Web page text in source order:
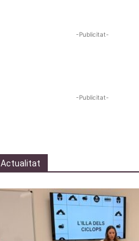
-Publicitat-
-Publicitat-
Actualitat